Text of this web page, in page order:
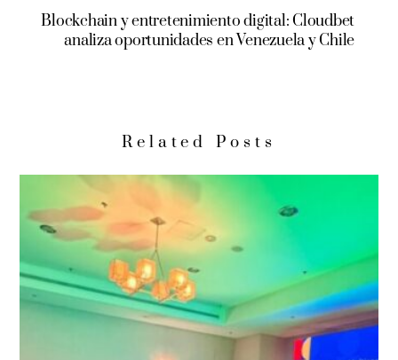
Blockchain y entretenimiento digital: Cloudbet
analiza oportunidades en Venezuela y Chile
Related Posts